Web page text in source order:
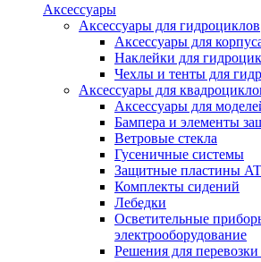
Аксессуары
Аксессуары для гидроциклов
Аксессуары для
Наклейки для
Чехлы и тенты для
Аксессуары для
Аксессуары для
Бампера и элементы
Ветровые стекла
Гусеничные системы
Защитные пластины
Комплекты сидений
Лебедки
Осветительные
электрооборудование
Решения для перевозки